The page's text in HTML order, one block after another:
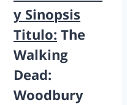
y Sinopsis
Titulo: The
Walking
Dead:
Woodbury